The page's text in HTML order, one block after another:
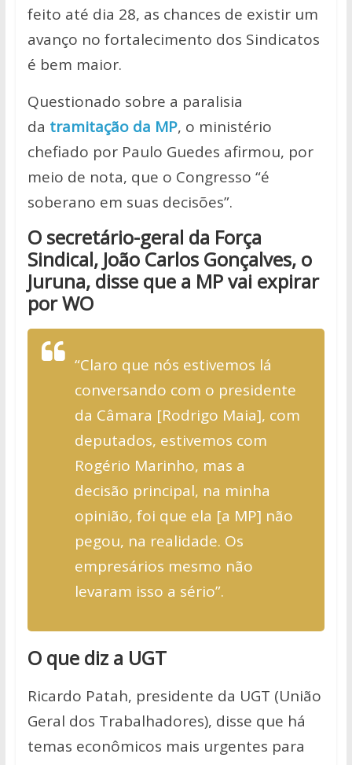
feito até dia 28, as chances de existir um
avanço no fortalecimento dos Sindicatos
é bem maior.
Questionado sobre a paralisia
da tramitação da MP, o ministério
chefiado por Paulo Guedes afirmou, por
meio de nota, que o Congresso “é
soberano em suas decisões”.
O secretário-geral da Força
Sindical, João Carlos Gonçalves, o
Juruna, disse que a MP vai expirar
por WO
“Claro que nós estivemos lá
conversando com o presidente
da Câmara [Rodrigo Maia], com
deputados, estivemos com
Rogério Marinho, mas a
decisão principal, na minha
opinião, foi que ela [a MP] não
pegou, na realidade. Os
empresários mesmo não
levaram isso a sério”.
O que diz a UGT
Ricardo Patah, presidente da UGT (União
Geral dos Trabalhadores), disse que há
temas econômicos mais urgentes para